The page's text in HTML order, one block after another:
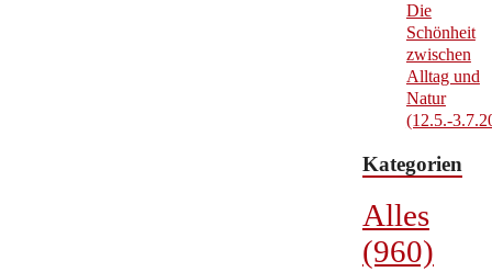
Die
Schönheit
zwischen
Alltag und
Natur
(12.5.-
Kategorien
Alles
(960)